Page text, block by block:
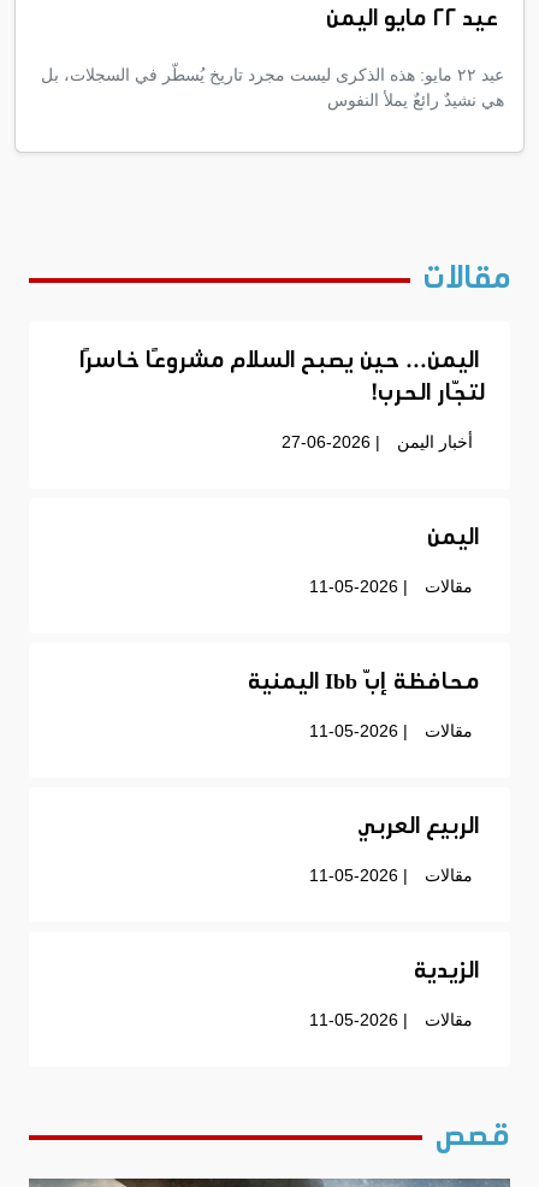
عيد ٢٢ مايو اليمن
عيد ٢٢ مايو: هذه الذكرى ليست مجرد تاريخ يُسطّر في السجلات، بل
هي نشيدٌ رائعٌ يملأ النفوس
مقالات
اليمن… حين يصبح السلام مشروعًا خاسرًا
لتجّار الحرب!
أخبار اليمن | 27-06-2026
اليمن
مقالات | 11-05-2026
محافظة إبّ Ibb اليمنية
مقالات | 11-05-2026
الربيع العربي
مقالات | 11-05-2026
الزيدية
مقالات | 11-05-2026
قصص